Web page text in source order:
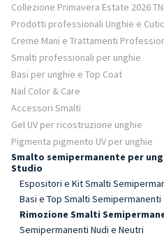
Collezione Primavera Estate 2026
Prodotti professionali Unghie e
Creme Mani e Trattamenti
Smalti professionali per unghie
Basi per unghie e Top Coat
Nail Color & Care
Accessori Smalti
Gel UV per ricostruzione unghie
Pigmenta pigmento UV per unghie
Smalto semipermanente per
Studio
Espositori e Kit Smalti
Basi e Top Smalti Semipermanenti
Rimozione Smalti
Semipermanenti Nudi e Neutri